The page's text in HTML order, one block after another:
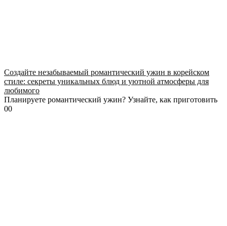
Создайте незабываемый романтический ужин в корейском
стиле: секреты уникальных блюд и уютной атмосферы для
любимого
Планируете романтический ужин? Узнайте, как приготовить
00